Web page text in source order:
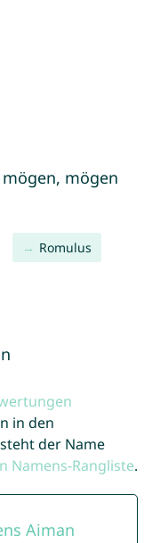
mögen
Romulus
in den
der Name
Namens-Rangliste.